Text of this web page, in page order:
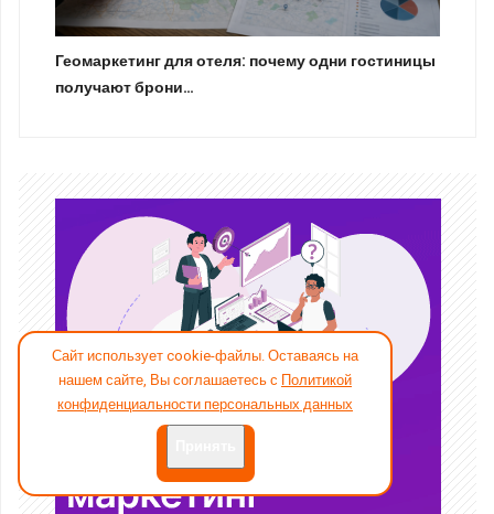
Геомаркетинг для отеля: почему одни гостиницы
получают брони…
Сайт использует cookie-файлы. Оставаясь на
нашем сайте, Вы соглашаетесь с Политикой
конфиденциальности персональных данных